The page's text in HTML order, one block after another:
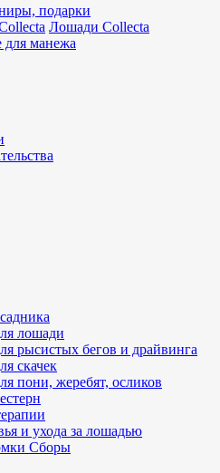
подарки
Лошади Collecta
для манежа
лошади
рысистых бегов и драйвинга
скачек
пони, жеребят, осликов
и ухода за лошадью
Сборы